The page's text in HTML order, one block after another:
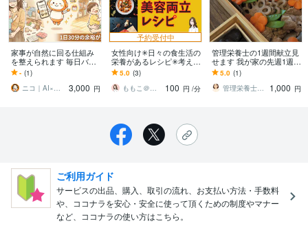
家事が自然に回る仕組み
を整えられます 毎日バタ
バタなママのための、ラ
クに家事する「家事ラクA
I」
- (1)
ニコ｜AI×時短家事と家計を整えるママ
3,000 円
予約受付中
女性向け✳日々の食生活の
栄養があるレシピ✳考えま
す 忙しい人向けのしっか
り食べて美容にいい時短
料理のご相談受付✳
5.0 (3)
ももこ＠料理×セラピスト♡
100 円 /分
管理栄養士の1週間献立見
せます 我が家の先週1週間
の献立丸っと見せます！
5.0 (1)
管理栄養士ママあやな
1,000 円
ご利用ガイド
サービスの出品、購入、取引の流れ、お支払い方法・手数料
や、ココナラを安心・安全に使って頂くための制度やマナー
など、ココナラの使い方はこちら。